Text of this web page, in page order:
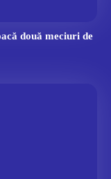
două meciuri de